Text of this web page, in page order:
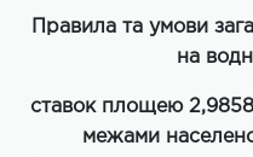
Правила та умови
на
ставок площею
межами